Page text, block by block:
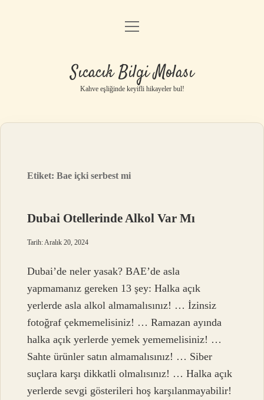
Anasayfa
Yasal Uyarı
menüyü
Sıcacık Bilgi Molası
Kahve eşliğinde keyifli hikayeler bul!
Etiket:Bae içki serbest mi
Dubai Otellerinde Alkol Var Mı
Tarih: Aralık 20, 2024
Dubai’de neler yasak? BAE’de asla
yapmamanız gereken 13 şey: Halka açık
yerlerde asla alkol almamalısınız! … İzinsiz
fotoğraf çekmemelisiniz! … Ramazan ayında
halka açık yerlerde yemek yememelisiniz! …
Sahte ürünler satın almamalısınız! … Siber
suçlara karşı dikkatli olmalısınız! … Halka açık
yerlerde sevgi gösterileri hoş karşılanmayabilir!